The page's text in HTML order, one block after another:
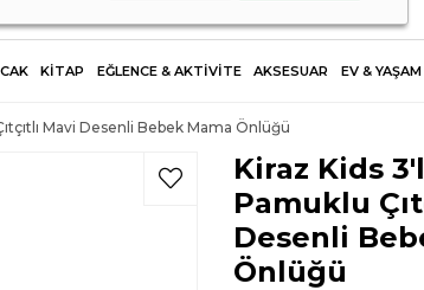
KİTAP EĞLENCE & AKTİVİTE AKSESUAR EV & YAŞAM
Mavi Desenli Bebek Mama Önlüğü
Kiraz Kids
Pamuklu
Desenli
Önlüğü